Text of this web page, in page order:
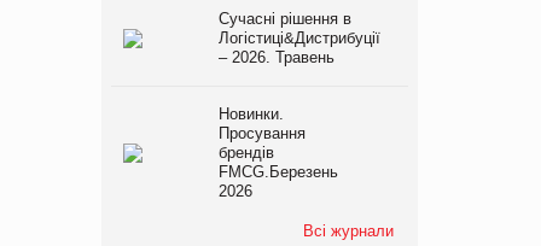
Сучасні рішення в
Логістиці&Дистрибуції
– 2026. Травень
Новинки.
Просування
брендів
FMCG.Березень
2026
Всі журнали